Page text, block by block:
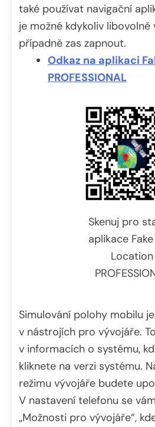
také používat navigační
je možné kdykoliv libovolně
případně zas zapnout.
Odkaz na aplikaci
PROFESSIONAL
Skenuj pro
aplikace Fake
Location
Simulování polohy mobilu
v nástrojích pro vývojáře.
v informacích o systému,
kliknete na verzi systému.
režimu vývojáře budete
V nastavení telefonu se
„Možnosti pro vývojáře“,